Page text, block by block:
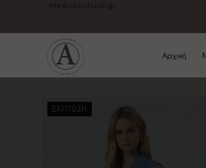
info@aboutique.gr
Αρχική
ΈΚΠΤΩΣΗ